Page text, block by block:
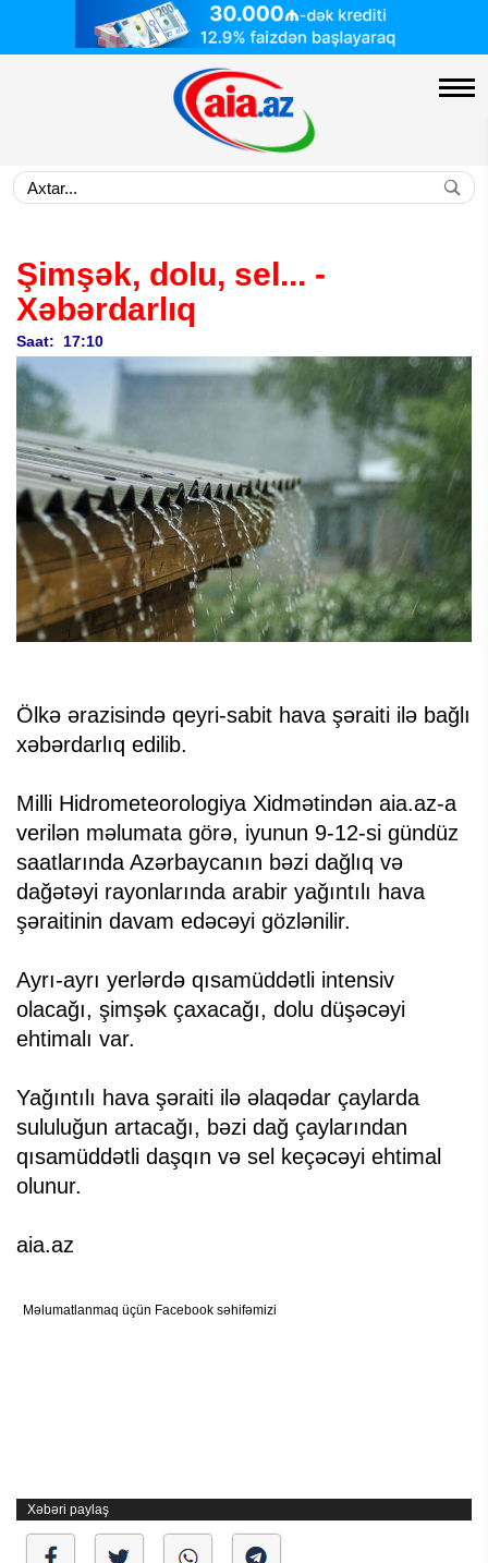
Şimşək, dolu, sel... -
Xəbərdarlıq
Saat: 17:10
Ölkə ərazisində qeyri-sabit hava şəraiti ilə bağlı
xəbərdarlıq edilib.
Milli Hidrometeorologiya Xidmətindən aia.az-a
verilən məlumata görə, iyunun 9-12-si gündüz
saatlarında Azərbaycanın bəzi dağlıq və
dağətəyi rayonlarında arabir yağıntılı hava
şəraitinin davam edəcəyi gözlənilir.
Ayrı-ayrı yerlərdə qısamüddətli intensiv
olacağı, şimşək çaxacağı, dolu düşəcəyi
ehtimalı var.
Yağıntılı hava şəraiti ilə əlaqədar çaylarda
sululuğun artacağı, bəzi dağ çaylarından
qısamüddətli daşqın və sel keçəcəyi ehtimal
olunur.
aia.az
Məlumatlanmaq üçün Facebook səhifəmizi
Xəbəri paylaş